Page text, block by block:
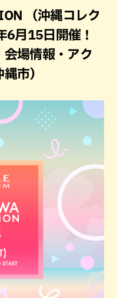
（沖縄コレク
月15日開催！
会場情報・アク
市）